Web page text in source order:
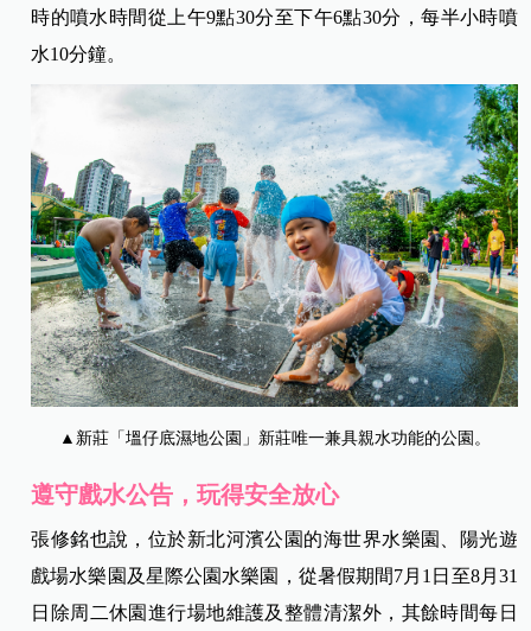
時的噴水時間從上午9點30分至下午6點30分，每半小時噴
水10分鐘。
▲新莊「塭仔底濕地公園」新莊唯一兼具親水功能的公園。
遵守戲水公告，玩得安全放心
張修銘也說，位於新北河濱公園的海世界水樂園、陽光遊
戲場水樂園及星際公園水樂園，從暑假期間7月1日至8月31
日除周二休園進行場地維護及整體清潔外，其餘時間每日